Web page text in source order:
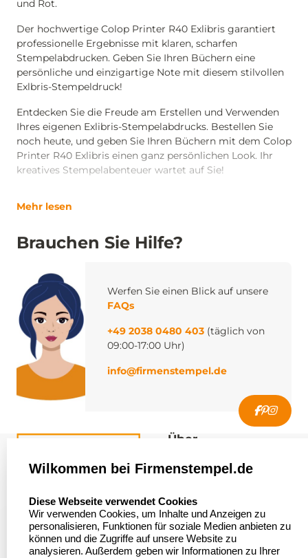
und Rot.
Der hochwertige Colop Printer R40 Exlibris garantiert
professionelle Ergebnisse mit klaren, scharfen
Stempelabdrucken. Geben Sie Ihren Büchern eine
persönliche und einzigartige Note mit diesem stilvollen
Exlbris-Stempeldruck!
Entdecken Sie die Freude am Erstellen und Verwenden
Ihres eigenen Exlibris-Stempelabdrucks. Bestellen Sie
noch heute, und geben Sie Ihren Büchern mit dem Colop
Printer R40 Exlibris einen ganz persönlichen Look. Ihr
kreatives Stempelabenteuer wartet auf Sie!
Mehr lesen
Brauchen Sie Hilfe?
Werfen Sie einen Blick auf unsere
FAQs
+49 2038 0480 403 (täglich von
09:00-17:00 Uhr)
info@firmenstempel.de
Asterlager Straße 97
47228 Duisburg
Deutschland
Über
Über uns
Bewerten Sie uns
Sitemap
Wilkommen bei Firmenstempel.de
Diese Webseite verwendet Cookies
Wir verwenden Cookies, um Inhalte und Anzeigen zu
personalisieren, Funktionen für soziale Medien anbieten zu
können und die Zugriffe auf unsere Website zu
analysieren. Außerdem geben wir Informationen zu Ihrer